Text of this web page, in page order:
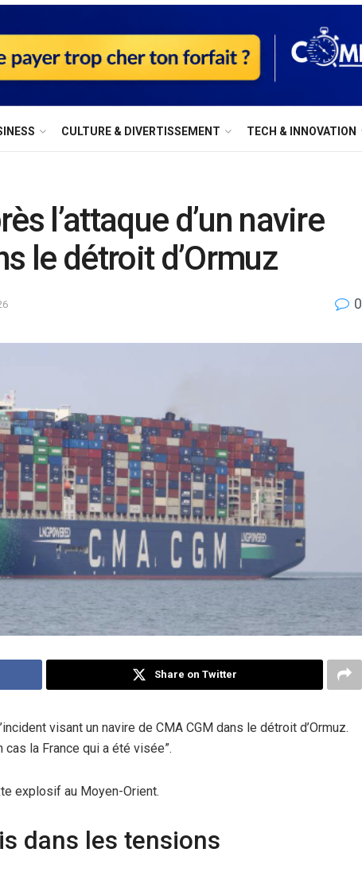
⁠CULTURE & DIVERTISSEMENT ⁠TECH & INNOVATION
l’attaque d’un navire
le détroit d’Ormuz
0
Share on Twitter
visant un navire de CMA CGM dans le détroit d’Ormuz.
cas la France qui a été visée”.
explosif au Moyen-Orient.
dans les tensions